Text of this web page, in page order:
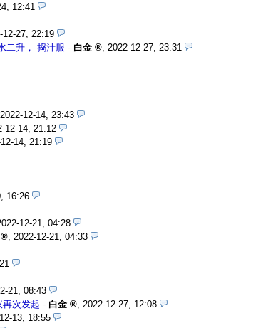
12:41
12-27, 22:19
二升， 捣汁服 - 白金
2022-12-27, 23:31
2022-12-14, 23:43
12-14, 21:12
14, 21:19
16:26
12-21, 04:28
2022-12-21, 04:33
21, 08:43
次发起 - 白金
2022-12-27, 12:08
13, 18:55